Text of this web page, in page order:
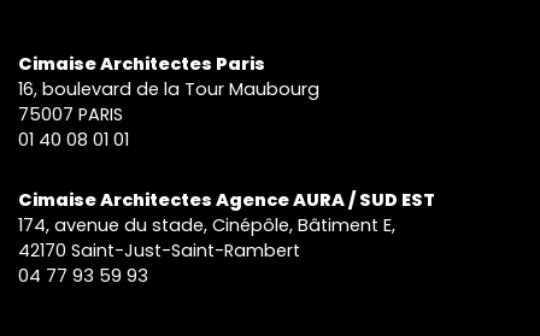
Cimaise Architectes Paris
16, boulevard de la Tour Maubourg
75007 PARIS
01 40 08 01 01
Cimaise Architectes Agence AURA / SUD EST
174, avenue du stade, Cinépôle, Bâtiment E,
42170 Saint-Just-Saint-Rambert
04 77 93 59 93